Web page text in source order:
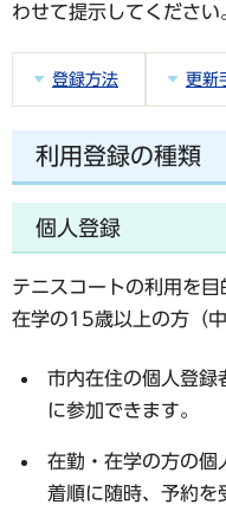
わせて提示してください
登録方法 更新
利用登録の種類
個人登録
テニスコートの利用を目
在学の15歳以上の方（中
市内在住の個人登録
に参加できます。
在勤・在学の方の個
着順に随時、予約を